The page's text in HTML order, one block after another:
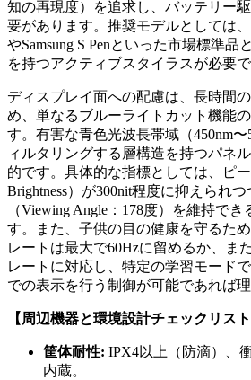
知の再現度）を追求し、バッテリー
要があります。推奨モデルとしては
やSamsung S Penといった市場標準品
を持つアクティブスタイラスが必要で
ディスプレイ面への配慮は、長時間
め、単なるブルーライトカット機能
す。有害な青色光波長帯域（450nm〜
ィルタリングする層構造を持つパネ
的です。具体的な指標としては、ピ
Brightness）が300nit程度に抑えられ
（Viewing Angle：178度）を維持で
す。また、子供の目の健康を守るた
レートは最大で60Hzに留めるか、ま
レートに対応し、特定の学習モード
での表示を行う制御が可能であれば理
【周辺機器と環境設計チェックリスト
筐体耐性: IPX4以上（防滴）、
内蔵。